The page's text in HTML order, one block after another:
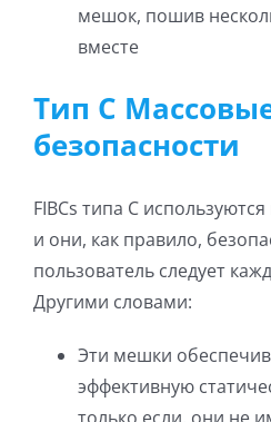
мешок, пошив
вместе
Тип C
безопасности
FIBCs типа C
и они, как правило,
пользователь следует
Другими словами:
Эти мешки
эффективную